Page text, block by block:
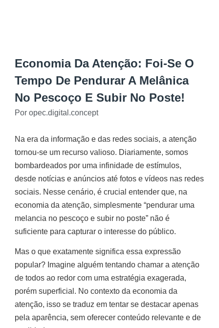
Economia Da Atenção: Foi-Se O
Tempo De Pendurar A Melânica
No Pescoço E Subir No Poste!
Por opec.digital.concept
Na era da informação e das redes sociais, a atenção
tornou-se um recurso valioso. Diariamente, somos
bombardeados por uma infinidade de estímulos,
desde notícias e anúncios até fotos e vídeos nas redes
sociais. Nesse cenário, é crucial entender que, na
economia da atenção, simplesmente “pendurar uma
melancia no pescoço e subir no poste” não é
suficiente para capturar o interesse do público.
Mas o que exatamente significa essa expressão
popular? Imagine alguém tentando chamar a atenção
de todos ao redor com uma estratégia exagerada,
porém superficial. No contexto da economia da
atenção, isso se traduz em tentar se destacar apenas
pela aparência, sem oferecer conteúdo relevante e de